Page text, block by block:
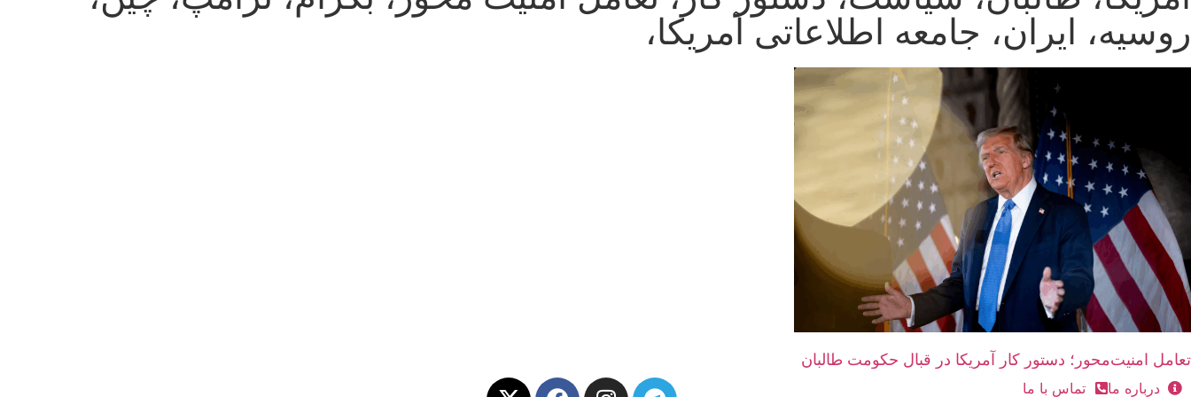
روسیه، ایران، جامعه اطلاعاتی آمریکا،
تعامل امنیت‌محور؛ دستور کار آمریکا در قبال حکومت طالبان
درباره ما تماس با ما